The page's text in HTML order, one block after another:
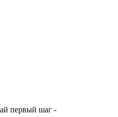
первый шаг -